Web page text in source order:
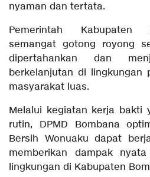
nyaman dan tertata.
Pemerintah Kabupaten
semangat gotong royong
dipertahankan dan
berkelanjutan di lingkungan
masyarakat luas.
Melalui kegiatan kerja bakti
rutin, DPMD Bombana
Bersih Wonuaku dapat
memberikan dampak
lingkungan di Kabupaten